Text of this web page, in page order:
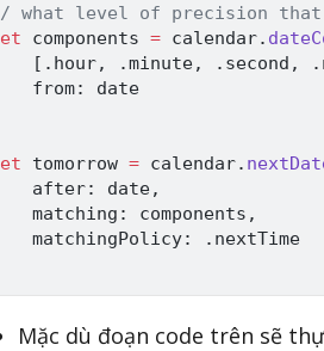
what level of precision that
components = calendar.
[ . hour, .minute, . second , .
from
:
tomorrow = calendar.
after
: date,
matching
: components ,
matchingPolicy
: .
Mặc dù đoạn code trên sẽ